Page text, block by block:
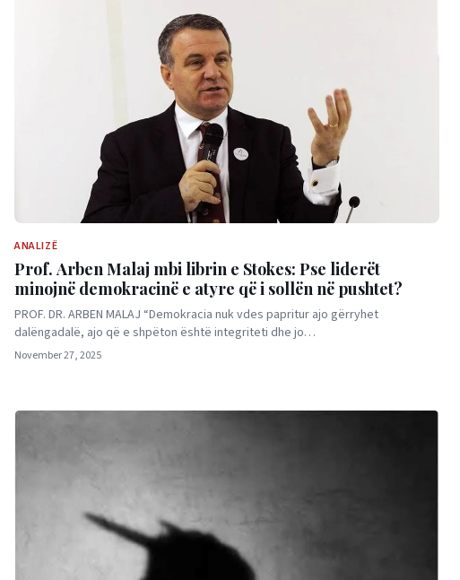
ANALIZË
Prof. Arben Malaj mbi librin e Stokes: Pse liderët
minojnë demokracinë e atyre që i sollën në pushtet?
PROF. DR. ARBEN MALAJ “Demokracia nuk vdes papritur ajo gërryhet
dalëngadalë, ajo që e shpëton është integriteti dhe jo…
November 27, 2025